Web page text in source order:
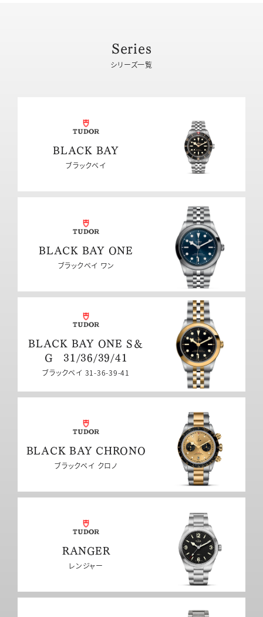
Series
シリーズ一覧
BLACK BAY
ブラックベイ
BLACK BAY ONE
ブラックベイ ワン
BLACK BAY ONE S＆
G 31/36/39/41
ブラックベイ 31-36-39-41
BLACK BAY CHRONO
ブラックベイ クロノ
RANGER
レンジャー